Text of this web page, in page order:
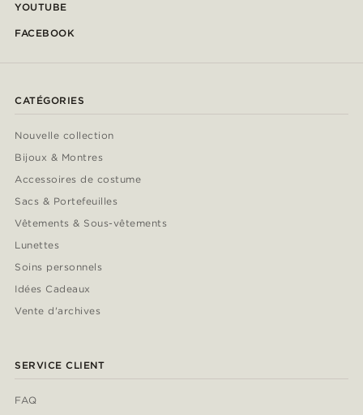
YOUTUBE
FACEBOOK
CATÉGORIES
Nouvelle collection
Bijoux & Montres
Accessoires de costume
Sacs & Portefeuilles
Vêtements & Sous-vêtements
Lunettes
Soins personnels
Idées Cadeaux
Vente d'archives
SERVICE CLIENT
FAQ